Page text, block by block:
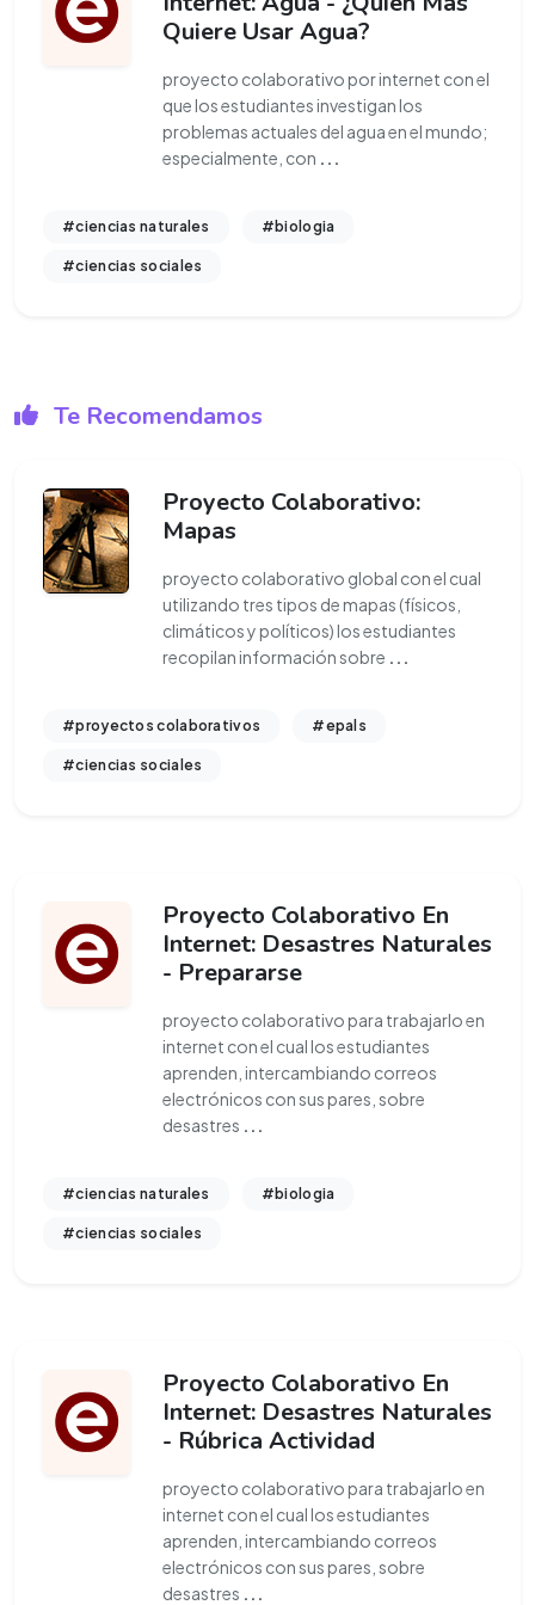
Quiere Usar Agua?
proyecto colaborativo por internet con el
que los estudiantes investigan los
problemas actuales del agua en el mundo;
especialmente, con ...
#ciencias naturales #biologia
#ciencias sociales
Te Recomendamos
Proyecto Colaborativo:
Mapas
proyecto colaborativo global con el cual
utilizando tres tipos de mapas (físicos,
climáticos y políticos) los estudiantes
recopilan información sobre ...
#proyectos colaborativos #epals
#ciencias sociales
Proyecto Colaborativo En
Internet: Desastres Naturales
- Prepararse
proyecto colaborativo para trabajarlo en
internet con el cual los estudiantes
aprenden, intercambiando correos
electrónicos con sus pares, sobre
desastres ...
#ciencias naturales #biologia
#ciencias sociales
Proyecto Colaborativo En
Internet: Desastres Naturales
- Rúbrica Actividad
proyecto colaborativo para trabajarlo en
internet con el cual los estudiantes
aprenden, intercambiando correos
electrónicos con sus pares, sobre
desastres ...